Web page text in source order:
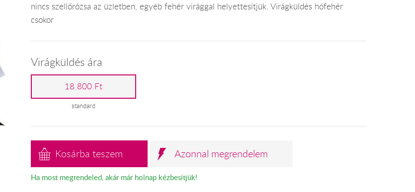
nincs szellőrózsa az üzletben, egyéb fehér virággal helyettesítjük. Virágküldés hófehér
csokor
Virágküldés ára
18 800 Ft
standard
Kosárba teszem Azonnal megrendelem
Ha most megrendeled, akár már holnap kézbesítjük!